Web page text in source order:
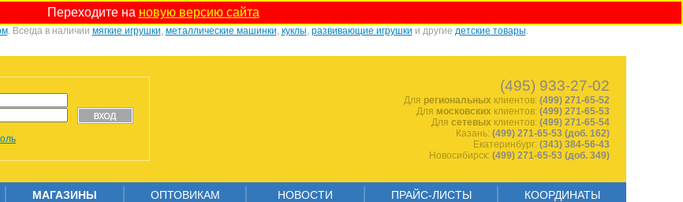
Переходите на новую версию сайта
. Всегда в наличии мягкие игрушки, металлические машинки, куклы, развивающие игрушки и другие детские товары.
(495) 933-27-02
Для региональных клиентов: (499) 271-65-52
Для московских клиентов: (499) 271-65-53
Для сетевых клиентов: (499) 271-65-54
Казань: (499) 271-65-53 (доб. 162)
Екатеринбург: (343) 384-56-43
Новосибирск: (499) 271-65-53 (доб. 349)
МАГАЗИНЫ ОПТОВИКАМ НОВОСТИ ПРАЙС-ЛИСТЫ КООРДИНАТЫ